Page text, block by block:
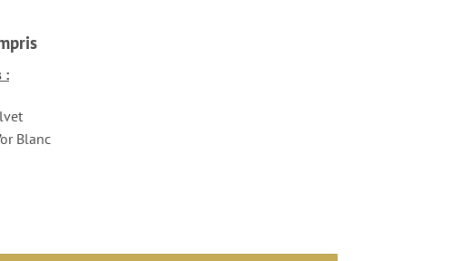
:
Blanc
D'or Blanc